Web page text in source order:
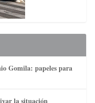
Gomila: papeles para